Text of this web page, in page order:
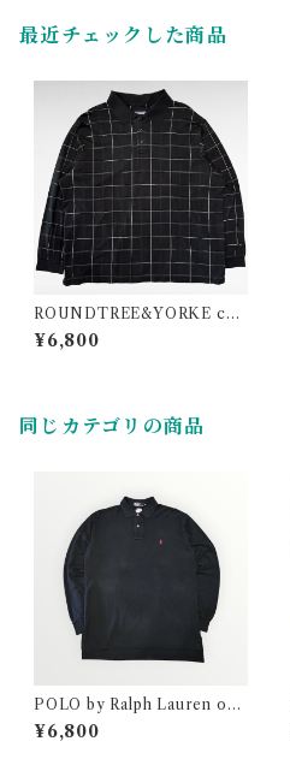
最近チェックした商品
ROUNDTREE&YORKE che
ck design long sleeve polo
shirt
¥6,800
同じカテゴリの商品
POLO by Ralph Lauren one
point logo long sleeve pol
o shirt
¥6,800